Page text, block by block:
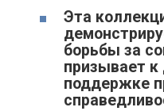
Эта
борьбы за
призывает к
поддержке